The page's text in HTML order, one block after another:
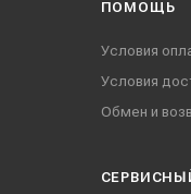
ПОМОЩЬ
Условия
Условия
Обмен и